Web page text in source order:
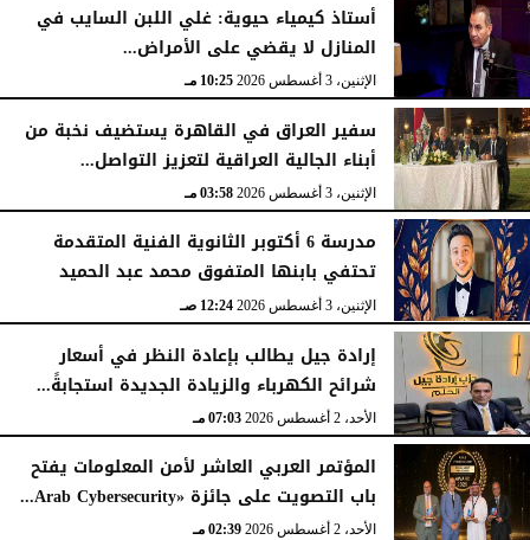
أستاذ كيمياء حيوية: غلي اللبن السايب في
المنازل لا يقضي على الأمراض...
الإثنين، 3 أغسطس 2026 10:25 مـ
سفير العراق في القاهرة يستضيف نخبة من
أبناء الجالية العراقية لتعزيز التواصل...
الإثنين، 3 أغسطس 2026 03:58 مـ
مدرسة 6 أكتوبر الثانوية الفنية المتقدمة
تحتفي بابنها المتفوق محمد عبد الحميد
الإثنين، 3 أغسطس 2026 12:24 صـ
إرادة جيل يطالب بإعادة النظر في أسعار
شرائح الكهرباء والزيادة الجديدة استجابةً...
الأحد، 2 أغسطس 2026 07:03 مـ
المؤتمر العربي العاشر لأمن المعلومات يفتح
باب التصويت على جائزة «Arab Cybersecurity...
الأحد، 2 أغسطس 2026 02:39 مـ